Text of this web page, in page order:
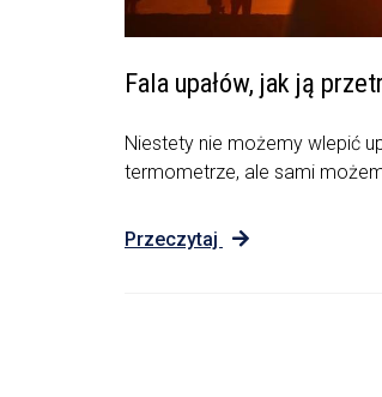
Fala upałów, jak ją
Niestety nie możemy wlepić
termometrze, ale sami
Przeczytaj